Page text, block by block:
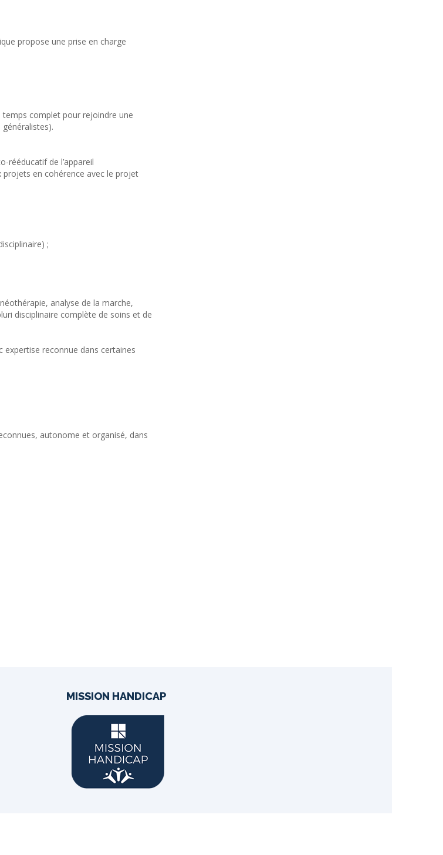
propose une prise en charge
temps complet pour rejoindre une
rééducatif de l’appareil
en cohérence avec le projet
;
analyse de la marche,
disciplinaire complète de soins et de
reconnue dans certaines
autonome et organisé, dans
MISSION HANDICAP